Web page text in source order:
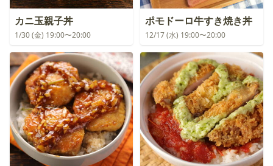
カニ玉親子丼
1/30 (金) 19:00〜20:00
ポモドーロ牛すき焼き丼
12/17 (水) 19:00〜20:00